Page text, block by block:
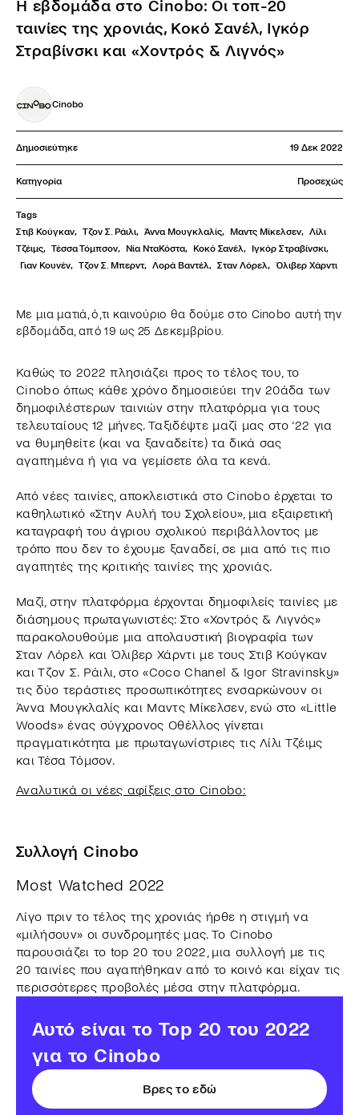
Η εβδομάδα στο Cinobo: Οι τοπ-20
ταινίες της χρονιάς, Κοκό Σανέλ, Ιγκόρ
Στραβίνσκι και «Χοντρός & Λιγνός»
Cinobo
Δημοσιεύτηκε 19 Δεκ 2022
Κατηγορία Προσεχώς
Tags
Στιβ Κούγκαν, Τζον Σ. Ράιλι, Άννα Μουγκλαλίς, Μαντς Μίκελσεν, Λίλι
Τζέιμς, Τέσσα Τόμπσον, Νία ΝταΚόστα, Κοκό Σανέλ, Ιγκόρ Στραβίνσκι,
Γιαν Κουνέν, Τζον Σ. Μπερντ, Λορά Βαντέλ, Σταν Λόρελ, Όλιβερ Χάρντι
Με μια ματιά, ό,τι καινούριο θα δούμε στο Cinobo αυτή την
εβδομάδα, από 19 ως 25 Δεκεμβρίου.
Καθώς το 2022 πλησιάζει προς το τέλος του, το
Cinobo όπως κάθε χρόνο δημοσιεύει την 20άδα των
δημοφιλέστερων ταινιών στην πλατφόρμα για τους
τελευταίους 12 μήνες. Ταξιδέψτε μαζί μας στο ‘22 για
να θυμηθείτε (και να ξαναδείτε) τα δικά σας
αγαπημένα ή για να γεμίσετε όλα τα κενά.
Από νέες ταινίες, αποκλειστικά στο Cinobo έρχεται το
καθηλωτικό «Στην Αυλή του Σχολείου», μια εξαιρετική
καταγραφή του άγριου σχολικού περιβάλλοντος με
τρόπο που δεν το έχουμε ξαναδεί, σε μια από τις πιο
αγαπητές της κριτικής ταινίες της χρονιάς.
Μαζί, στην πλατφόρμα έρχονται δημοφιλείς ταινίες με
διάσημους πρωταγωνιστές: Στο «Χοντρός & Λιγνός»
παρακολουθούμε μια απολαυστική βιογραφία των
Σταν Λόρελ και Όλιβερ Χάρντι με τους Στιβ Κούγκαν
και Τζον Σ. Ράιλι, στο «Coco Chanel & Igor Stravinsky»
τις δύο τεράστιες προσωπικότητες ενσαρκώνουν οι
Άννα Μουγκλαλίς και Μαντς Μίκελσεν, ενώ στο «Little
Woods» ένας σύγχρονος Οθέλλος γίνεται
πραγματικότητα με πρωταγωνίστριες τις Λίλι Τζέιμς
και Τέσα Τόμσον.
Αναλυτικά οι νέες αφίξεις στο Cinobo:
Συλλογή Cinobo
Most Watched 2022
Λίγο πριν το τέλος της χρονιάς ήρθε η στιγμή να
«μιλήσουν» οι συνδρομητές μας. Το Cinobo
παρουσιάζει το top 20 του 2022, μια συλλογή με τις
20 ταινίες που αγαπήθηκαν από το κοινό και είχαν τις
περισσότερες προβολές μέσα στην πλατφόρμα.
Αυτό είναι το Top 20 του 2022
για το Cinobo
Βρες το εδώ